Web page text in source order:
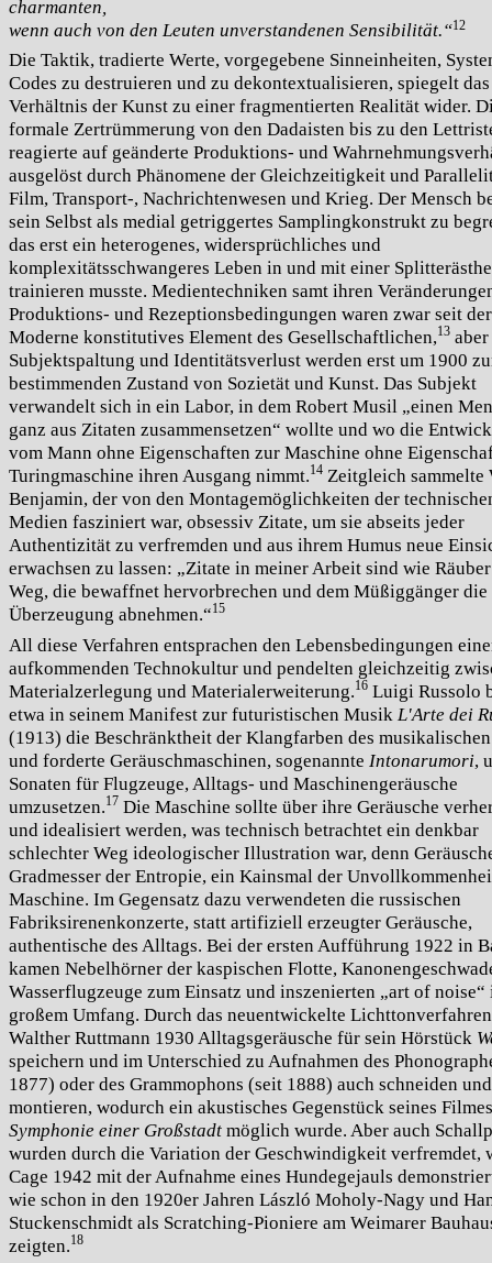
charmanten,
wenn auch von den Leuten unverstandenen Sensibilität.“12
Die Taktik, tradierte Werte, vorgegebene Sinneinheiten,
Codes zu destruieren und zu dekontextualisieren, spiegelt
Verhältnis der Kunst zu einer fragmentierten Realität wider.
formale Zertrümmerung von den Dadaisten bis zu den
reagierte auf geänderte Produktions- und
ausgelöst durch Phänomene der Gleichzeitigkeit und
Film, Transport-, Nachrichtenwesen und Krieg. Der Mensch
sein Selbst als medial getriggertes Samplingkonstrukt zu
das erst ein heterogenes, widersprüchliches und
komplexitätsschwangeres Leben in und mit einer
trainieren musste. Medientechniken samt ihren
Produktions- und Rezeptionsbedingungen waren zwar seit
Moderne konstitutives Element des Gesellschaftlichen,13 aber
Subjektspaltung und Identitätsverlust werden erst um 1900
bestimmenden Zustand von Sozietät und Kunst. Das Subjekt
verwandelt sich in ein Labor, in dem Robert Musil „einen
ganz aus Zitaten zusammensetzen“ wollte und wo die
vom Mann ohne Eigenschaften zur Maschine ohne
Turingmaschine ihren Ausgang nimmt.14 Zeitgleich sammelte
Benjamin, der von den Montagemöglichkeiten der
Medien fasziniert war, obsessiv Zitate, um sie abseits jeder
Authentizität zu verfremden und aus ihrem Humus neue
erwachsen zu lassen: „Zitate in meiner Arbeit sind wie
Weg, die bewaffnet hervorbrechen und dem Müßiggänger die
Überzeugung abnehmen.“15
All diese Verfahren entsprachen den Lebensbedingungen
aufkommenden Technokultur und pendelten gleichzeitig
Materialzerlegung und Materialerweiterung.16 Luigi Russolo
etwa in seinem Manifest zur futuristischen Musik L'Arte dei
(1913) die Beschränktheit der Klangfarben des
und forderte Geräuschmaschinen, sogenannte Intonarumori,
Sonaten für Flugzeuge, Alltags- und Maschinengeräusche
umzusetzen.17 Die Maschine sollte über ihre Geräusche
und idealisiert werden, was technisch betrachtet ein denkbar
schlechter Weg ideologischer Illustration war, denn
Gradmesser der Entropie, ein Kainsmal der
Maschine. Im Gegensatz dazu verwendeten die russischen
Fabriksirenenkonzerte, statt artifiziell erzeugter Geräusche,
authentische des Alltags. Bei der ersten Aufführung 1922 in
kamen Nebelhörner der kaspischen Flotte,
Wasserflugzeuge zum Einsatz und inszenierten „art of noise“
großem Umfang. Durch das neuentwickelte
Walther Ruttmann 1930 Alltagsgeräusche für sein Hörstück
speichern und im Unterschied zu Aufnahmen des
1877) oder des Grammophons (seit 1888) auch schneiden und
montieren, wodurch ein akustisches Gegenstück seines
Symphonie einer Großstadt möglich wurde. Aber auch
wurden durch die Variation der Geschwindigkeit verfremdet,
Cage 1942 mit der Aufnahme eines Hundegejauls
wie schon in den 1920er Jahren László Moholy-Nagy und
Stuckenschmidt als Scratching-Pioniere am Weimarer
zeigten.18